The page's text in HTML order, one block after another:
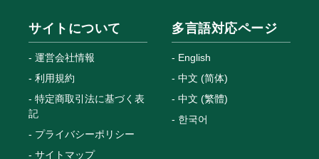
サイトについて
運営会社情報
利用規約
特定商取引法に基づく表
記
プライバシーポリシー
サイトマップ
多言語対応ページ
English
中文 (简体)
中文 (繁體)
한국어